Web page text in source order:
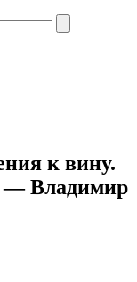
к вину.
— Владимир